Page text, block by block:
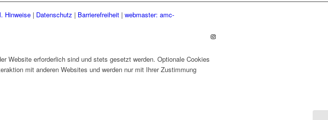
Hinweise | Datenschutz | Barrierefreiheit | webmaster: amc-
Website erforderlich sind und stets gesetzt werden. Optionale Cookies
mit anderen Websites und werden nur mit Ihrer Zustimmung